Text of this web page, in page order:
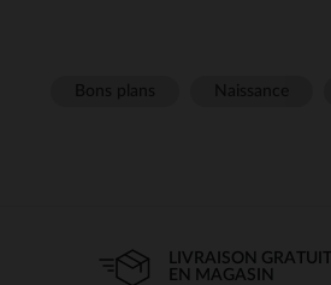
LIVRAISON
EN MAGASIN